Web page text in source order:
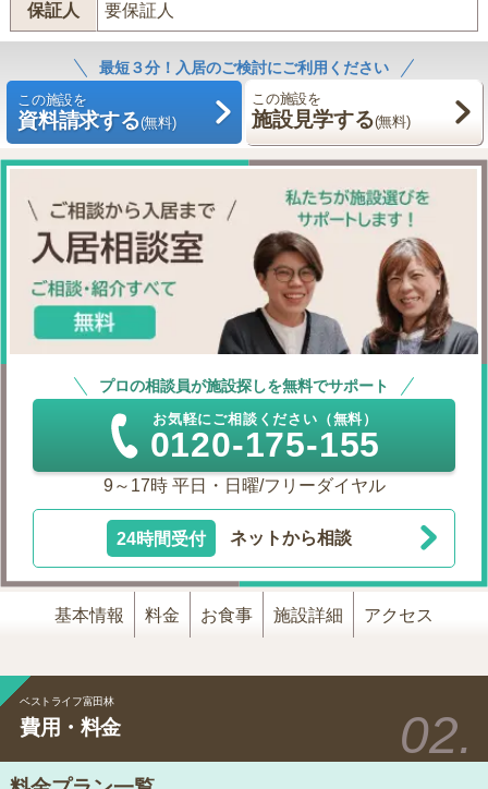
保証人 要保証人
最短３分！入居のご検討にご利用ください
この施設を
資料請求する(無料)
この施設を
施設見学する(無料)
プロの相談員が施設探しを無料でサポート
お気軽にご相談ください（無料）
0120-175-155
9～17時 平日・日曜/フリーダイヤル
24時間受付 ネットから相談
基本情報 料金 お食事 施設詳細 アクセス
ベストライフ富田林
費用・料金